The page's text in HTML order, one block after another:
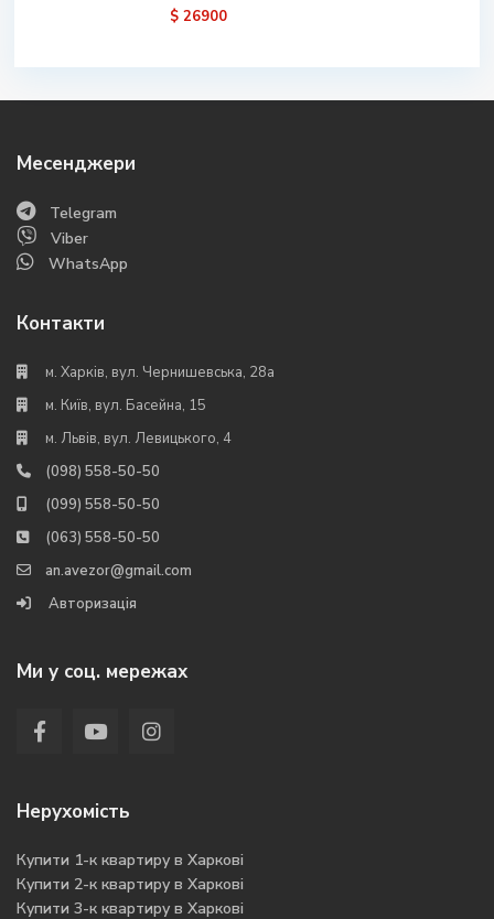
$ 26900
Месенджери
Telegram
Viber
WhatsApp
Контакти
м. Харків, вул. Чернишевська, 28а
м. Київ, вул. Басейна, 15
м. Львів, вул. Левицького, 4
(098) 558-50-50
(099) 558-50-50
(063) 558-50-50
an.avezor@gmail.com
Авторизація
Ми у соц. мережах
Нерухомість
Купити 1-к квартиру в Харкові
Купити 2-к квартиру в Харкові
Купити 3-к квартиру в Харкові